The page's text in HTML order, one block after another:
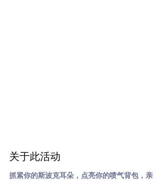
关于此活动
抓紧你的斯波克耳朵，点亮你的喷气背包，亲